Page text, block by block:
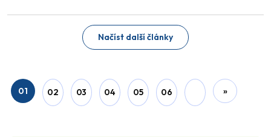
Načíst další články
01 02 03 04 05 06 »